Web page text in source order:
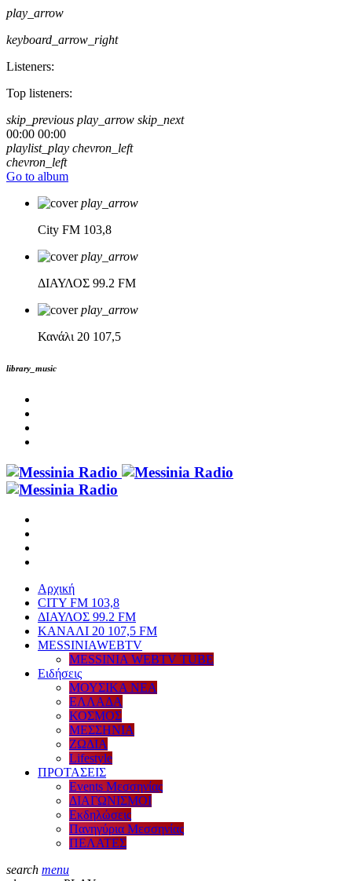
play_arrow
keyboard_arrow_right
Listeners:
Top listeners:
skip_previous play_arrow skip_next
00:00 00:00
playlist_play chevron_left
chevron_left
Go to album
play_arrow
City FM 103,8
play_arrow
ΔΙΑΥΛΟΣ 99.2 FM
play_arrow
Κανάλι 20 107,5
library_music
Αρχική
CITY FM 103,8
ΔΙΑΥΛΟΣ 99.2 FM
ΚΑΝΑΛΙ 20 107,5 FM
MESSINIAWEBTV
MESSINIA WEBTV TUBE
Eιδήσεις
ΜΟΥΣΙΚΑ ΝΕΑ
ΕΛΛΑΔΑ
ΚΟΣΜΟΣ
ΜΕΣΣΗΝΙΑ
ΖΩΔΙΑ
Lifestyle
ΠΡΟΤΑΣΕΙΣ
Events Μεσσηνίας
ΔΙΑΓΩΝΙΣΜΟΙ
Εκδηλώσεις
Πανηγύρια Μεσσηνίας
ΠΕΛΑΤΕΣ
search menu